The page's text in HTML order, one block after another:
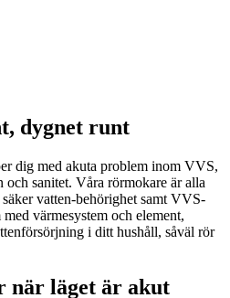
dygnet runt
dig med akuta problem inom VVS,
sanitet. Våra rörmokare är alla
vatten-behörighet samt VVS-
värmesystem och element,
i ditt hushåll, såväl rör
när läget är akut